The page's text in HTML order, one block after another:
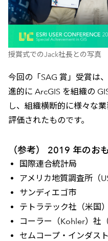
授賞式でのJack社長との写真
今回の「SAG 賞」受賞は
進的に ArcGIS を組織の
し、組織横断的に様々な
評価されたものです。
（参考） 2019 年のお
国際連合統計局
アメリカ地質調査所（
サンディエゴ市
テトラテック社（米国）
コーラー（Kohler）社（
セムコープ・インダス